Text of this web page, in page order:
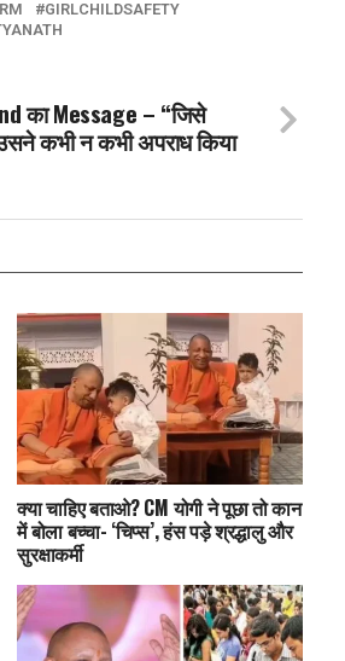
GIRLCHILDSAFETY
का Message – “जिसे
कभी न कभी अपराध किया
क्‍या चाहिए बताओ? CM योगी ने पूछा तो कान
में बोला बच्‍चा- ‘चिप्‍स’, हंस पड़े श्रद्धालु और
सुरक्षाकर्मी